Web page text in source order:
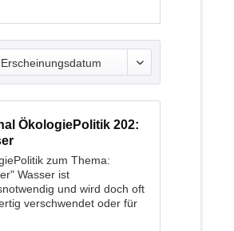
ÖkologiePolitik 202:
zum Thema:
Wasser ist
und wird doch oft
verschwendet oder für